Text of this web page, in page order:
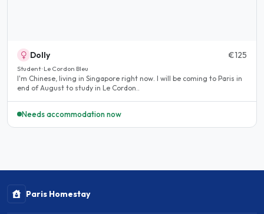
Dolly €125
Student · Le Cordon Bleu
I'm Chinese, living in Singapore right now. I will be coming to Paris in
end of August to study in Le Cordon..
Needs accommodation now
Paris Homestay